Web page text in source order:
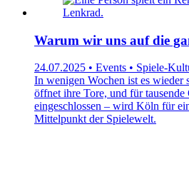
Warum wir uns auf die
24.07.2025 • Events • Spiele-
In wenigen Wochen ist es wieder
öffnet ihre Tore, und für tausende
eingeschlossen – wird Köln für
Mittelpunkt der Spielewelt.